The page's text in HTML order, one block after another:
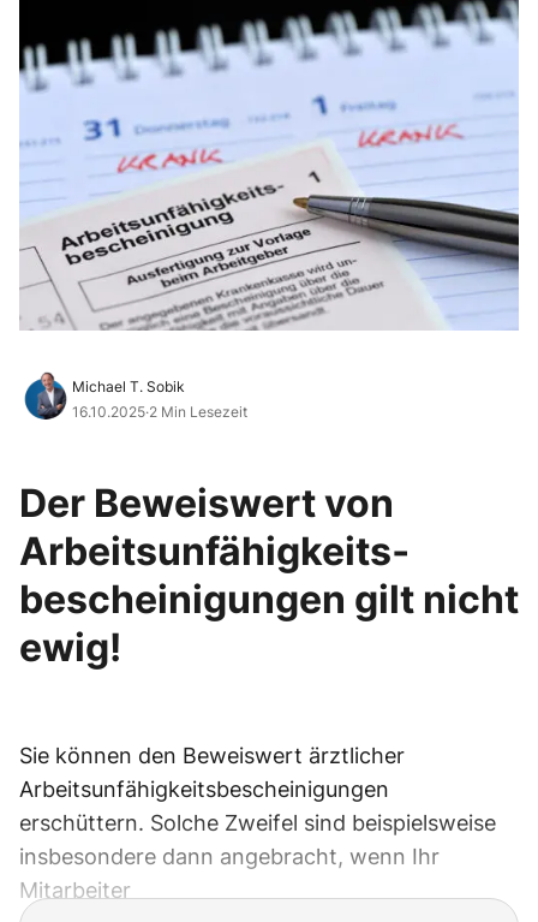
Michael T. Sobik
16.10.2025·2 Min Lesezeit
Der Beweiswert von
Arbeitsunfähigkeits­
bescheinigungen gilt nicht
ewig!
Sie können den Beweiswert ärztlicher
Arbeitsunfähigkeitsbescheinigungen
erschüttern. Solche Zweifel sind beispielsweise
insbesondere dann angebracht, wenn Ihr
Mitarbeiter